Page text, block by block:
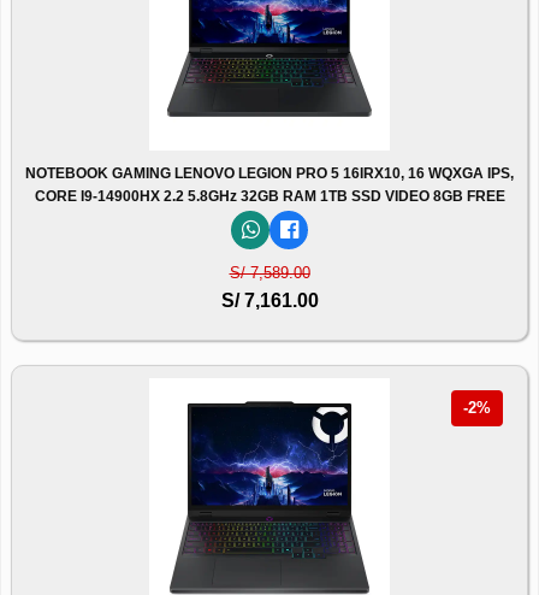
NOTEBOOK GAMING LENOVO LEGION PRO 5 16IRX10, 16 WQXGA IPS,
CORE I9-14900HX 2.2 5.8GHz 32GB RAM 1TB SSD VIDEO 8GB FREE
S/ 7,589.00
S/ 7,161.00
-2%